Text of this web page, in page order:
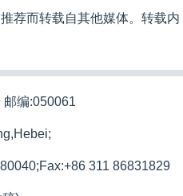
荐而转载自其他媒体。转载内
编:050061
Fax:+86 311 86831829